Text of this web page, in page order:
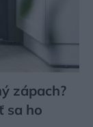
zápach?
sa ho